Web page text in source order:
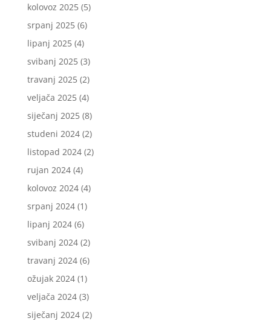
kolovoz 2025(5)
srpanj 2025(6)
lipanj 2025(4)
svibanj 2025(3)
travanj 2025(2)
veljača 2025(4)
siječanj 2025(8)
studeni 2024(2)
listopad 2024(2)
rujan 2024(4)
kolovoz 2024(4)
srpanj 2024(1)
lipanj 2024(6)
svibanj 2024(2)
travanj 2024(6)
ožujak 2024(1)
veljača 2024(3)
siječanj 2024(2)